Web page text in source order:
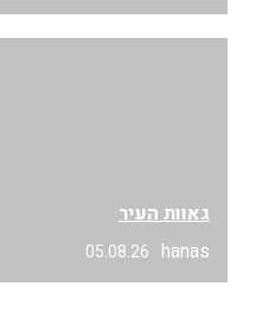
גאוות העיר
hanas
05.08.26